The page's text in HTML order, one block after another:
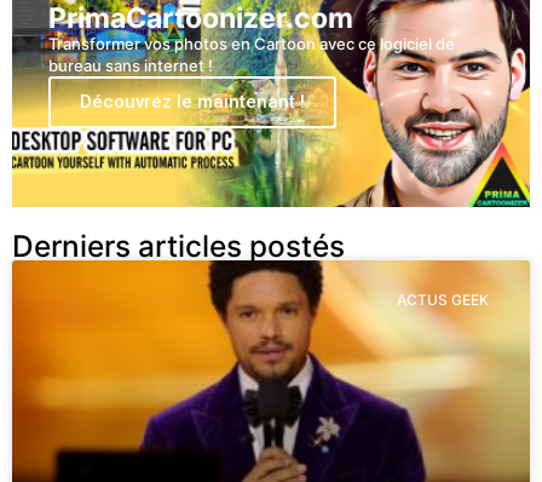
PrimaCartoonizer.com
Transformer vos photos en Cartoon avec ce logiciel de
bureau sans internet !
Découvrez le maintenant !
Derniers articles postés
ACTUS GEEK